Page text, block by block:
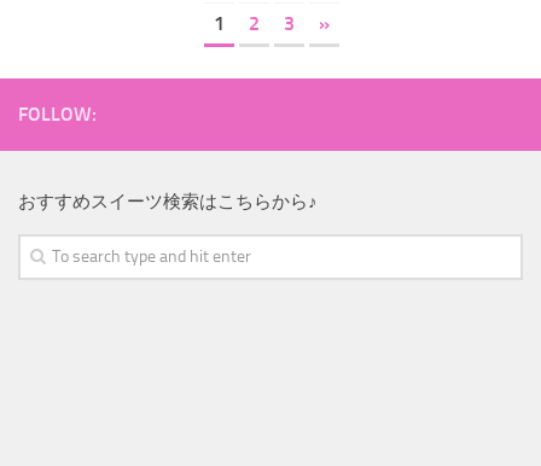
1 2 3 »
FOLLOW:
おすすめスイーツ検索はこちらから♪